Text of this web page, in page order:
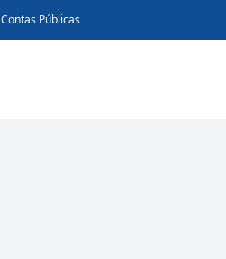
Contas Públicas